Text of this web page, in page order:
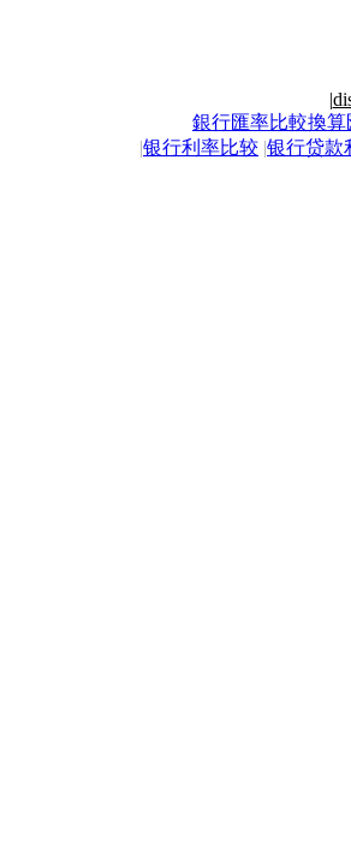
|
銀行匯率比較換算
|银行利率比较 |银行贷款